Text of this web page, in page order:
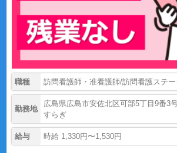
職種 訪問看護師・准看護師/訪問看護ステ
勤務地
広島県広島市安佐北区可部5丁目9番3
すらぎ
給与 時給 1,330円〜1,530円